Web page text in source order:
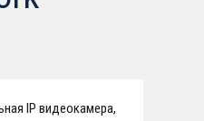
IP видеокамера,